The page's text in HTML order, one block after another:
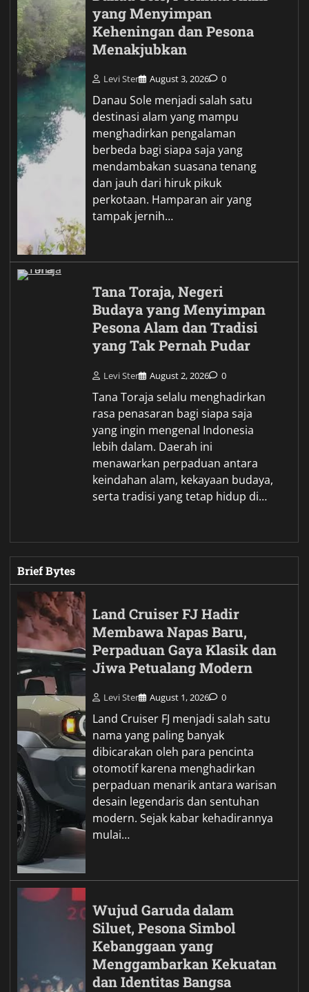
yang Menyimpan
Keheningan dan Pesona
Menakjubkan
Levi Ster August 3, 2026 0
Danau Sole menjadi salah satu
destinasi alam yang mampu
menghadirkan pengalaman
berbeda bagi siapa saja yang
mendambakan suasana tenang
dan jauh dari hiruk pikuk
perkotaan. Hamparan air yang
tampak jernih…
Tana Toraja, Negeri
Budaya yang Menyimpan
Pesona Alam dan Tradisi
yang Tak Pernah Pudar
Levi Ster August 2, 2026 0
Tana Toraja selalu menghadirkan
rasa penasaran bagi siapa saja
yang ingin mengenal Indonesia
lebih dalam. Daerah ini
menawarkan perpaduan antara
keindahan alam, kekayaan budaya,
serta tradisi yang tetap hidup di…
Brief Bytes
Land Cruiser FJ Hadir
Membawa Napas Baru,
Perpaduan Gaya Klasik dan
Jiwa Petualang Modern
Levi Ster August 1, 2026 0
Land Cruiser FJ menjadi salah satu
nama yang paling banyak
dibicarakan oleh para pencinta
otomotif karena menghadirkan
perpaduan menarik antara warisan
desain legendaris dan sentuhan
modern. Sejak kabar kehadirannya
mulai…
Wujud Garuda dalam
Siluet, Pesona Simbol
Kebanggaan yang
Menggambarkan Kekuatan
dan Identitas Bangsa